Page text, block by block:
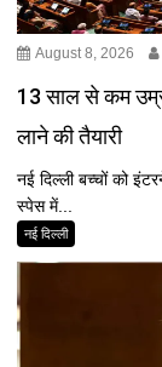
August 8, 2026
13 साल से कम
लाने की तैयारी
नई दिल्ली बच्चों को
स्पेस में...
नई दिल्ली